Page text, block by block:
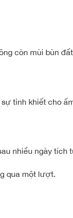
còn mùi bùn
tinh khiết cho
nhiều ngày tích
qua một lượt.